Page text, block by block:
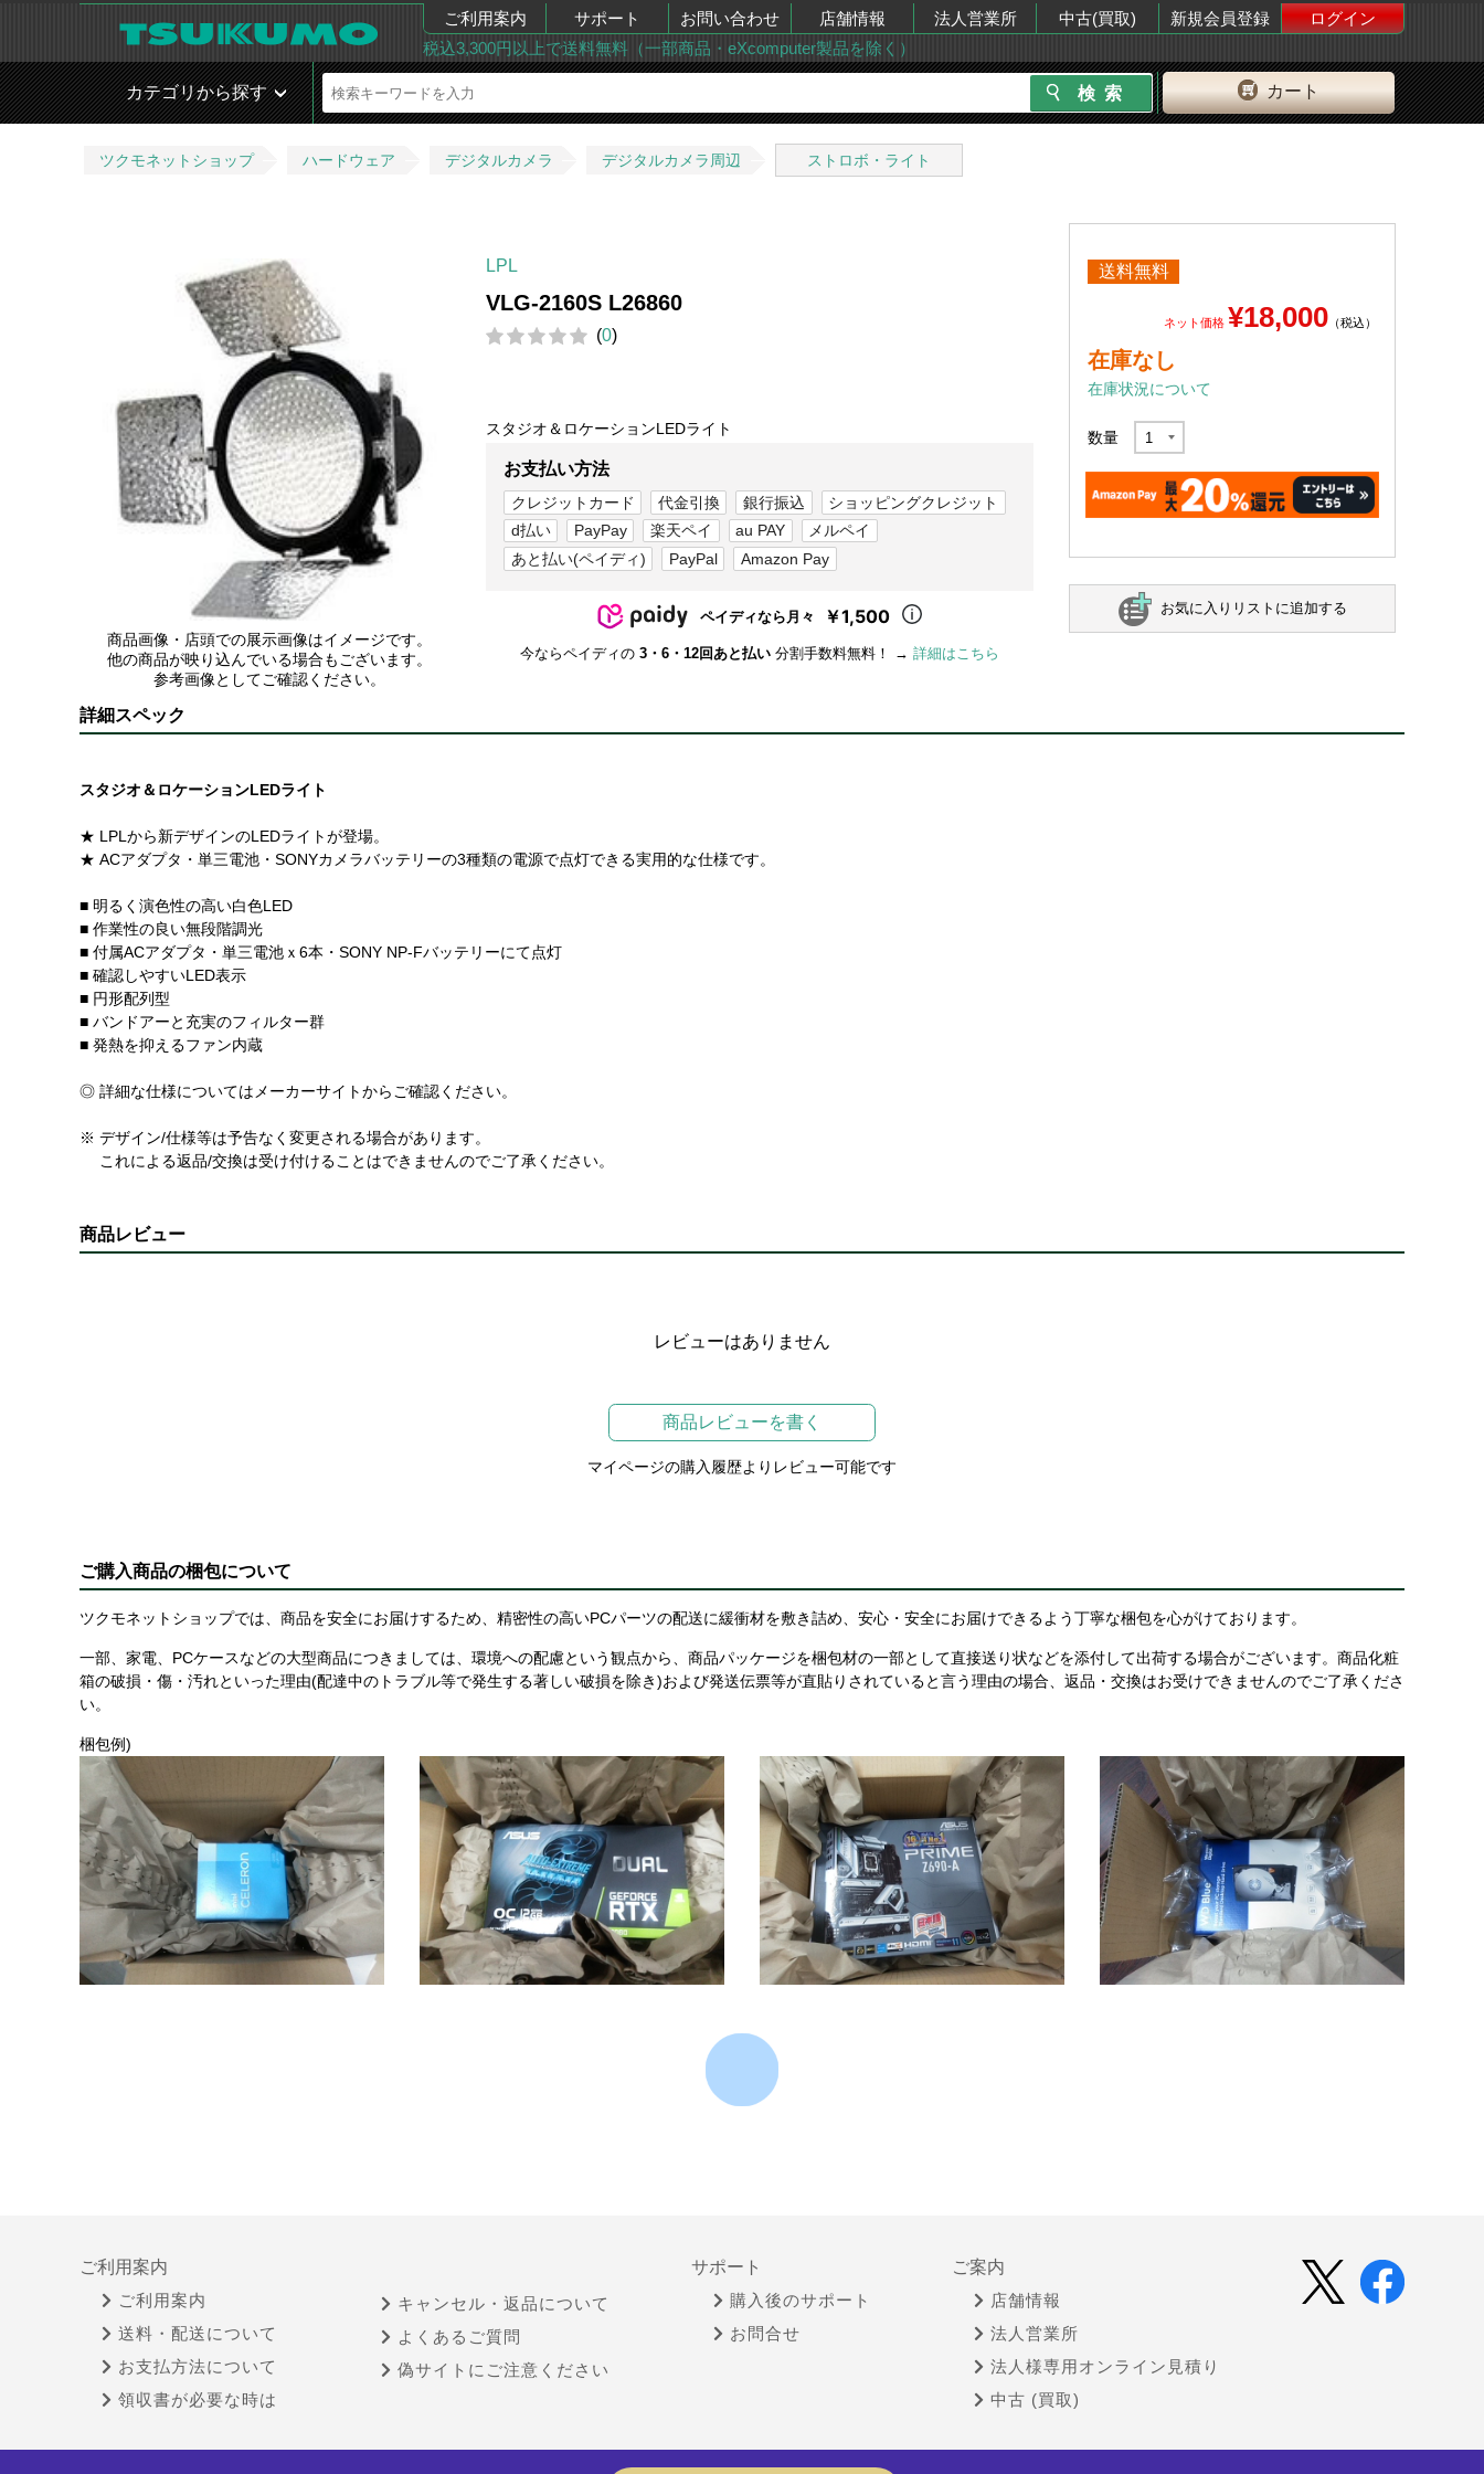
ご利用案内 サポート お問い合わせ 店舗情報 法人営業所 中古(買取) 新規会員登録
ログイン
税込3,300円以上で送料無料（一部商品・eXcomputer製品を除く）
カート
カテゴリから探す
ツクモネットショップ ハードウェア デジタルカメラ デジタルカメラ周辺 ストロボ・ライト
商品画像・店頭での展示画像はイメージです。
他の商品が映り込んでいる場合もございます。
参考画像としてご確認ください。
LPL
VLG-2160S L26860
(0)
スタジオ＆ロケーションLEDライト
お支払い方法
クレジットカード 代金引換 銀行振込
ショッピングクレジット
d払い
PayPay 楽天ペイ au PAY
メルペイ
あと払い(ペイディ)
PayPal Amazon Pay
ペイディなら月々 ￥1,500
今ならペイディの 3・6・12回あと払い 分割手数料無料！ → 詳細はこちら
送料無料
ネット価格 ¥18,000 （税込）
在庫なし
在庫状況について
数量
お気に入りリストに追加する
詳細スペック
スタジオ＆ロケーションLEDライト
★ LPLから新デザインのLEDライトが登場。
★ ACアダプタ・単三電池・SONYカメラバッテリーの3種類の電源で点灯できる実用的な仕様です。
■ 明るく演色性の高い白色LED
■ 作業性の良い無段階調光
■ 付属ACアダプタ・単三電池ｘ6本・SONY NP-Fバッテリーにて点灯
■ 確認しやすいLED表示
■ 円形配列型
■ バンドアーと充実のフィルター群
■ 発熱を抑えるファン内蔵
◎ 詳細な仕様についてはメーカーサイトからご確認ください。
※ デザイン/仕様等は予告なく変更される場合があります。
これによる返品/交換は受け付けることはできませんのでご了承ください。
商品レビュー
レビューはありません
商品レビューを書く
マイページの購入履歴よりレビュー可能です
ご購入商品の梱包について
ツクモネットショップでは、商品を安全にお届けするため、精密性の高いPCパーツの配送に緩衝材を敷き詰め、安心・安全にお届けできるよう丁寧な梱包を心がけております。
一部、家電、PCケースなどの大型商品につきましては、環境への配慮という観点から、商品パッケージを梱包材の一部として直接送り状などを添付して出荷する場合がございます。商品化粧
箱の破損・傷・汚れといった理由(配達中のトラブル等で発生する著しい破損を除き)および発送伝票等が直貼りされていると言う理由の場合、返品・交換はお受けできませんのでご了承くださ
い。
梱包例)
ご利用案内
ご利用案内
送料・配送について
お支払方法について
領収書が必要な時は
キャンセル・返品について
よくあるご質問
偽サイトにご注意ください
サポート
購入後のサポート
お問合せ
ご案内
店舗情報
法人営業所
法人様専用オンライン見積り
中古 (買取)